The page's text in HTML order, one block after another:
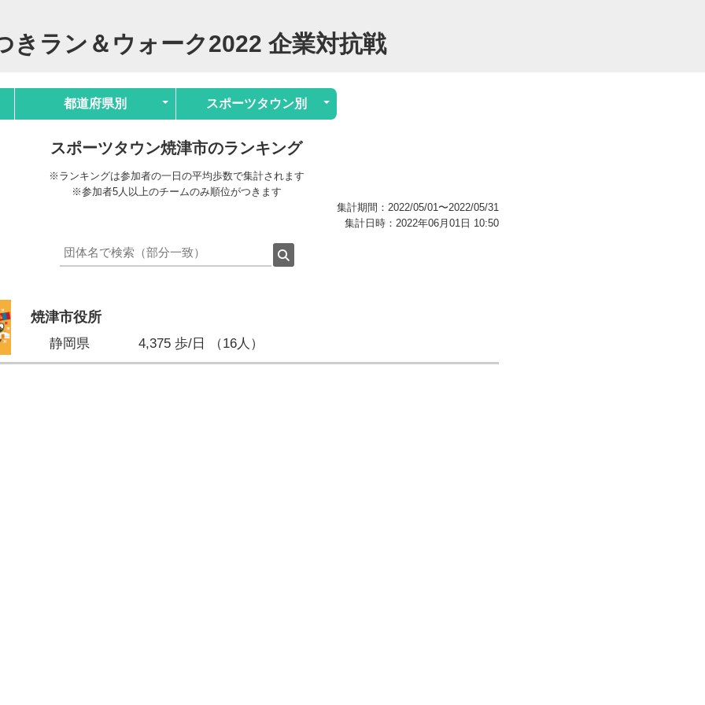
きラン＆ウォーク2022 企業対抗戦
都道府県別 スポーツタウン別
スポーツタウン焼津市のランキング
※ランキングは参加者の一日の平均歩数で集計されます
※参加者5人以上のチームのみ順位がつきます
集計期間：2022/05/01〜2022/05/31
集計日時：2022年06月01日 10:50
焼津市役所
静岡県 4,375 歩/日 （16人）